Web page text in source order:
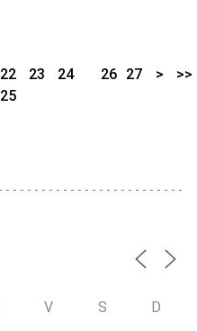
22 23
24
25
26 27 > >>
V S D